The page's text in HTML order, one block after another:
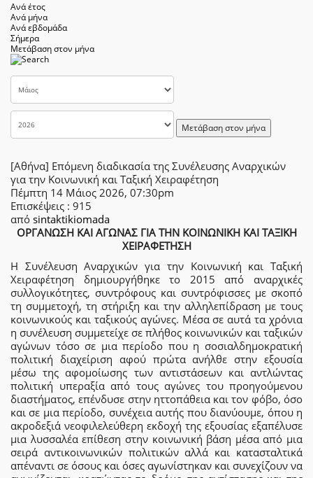
Ανά έτος
Ανά μήνα
Ανά εβδομάδα
Σήμερα
Μετάβαση στον μήνα
Μετάβαση στον μήνα
[Αθήνα] Επόμενη διαδικασία της Συνέλευσης Αναρχικών
για την Κοινωνική και Ταξική Χειραφέτηση
Πέμπτη 14 Μάιος 2026, 07:30pm
Επισκέψεις : 915
από sintaktikiomada
ΟΡΓΑΝΩΣΗ ΚΑΙ ΑΓΩΝΑΣ ΓΙΑ ΤΗΝ ΚΟΙΝΩΝΙΚΗ ΚΑΙ ΤΑΞΙΚΗ
ΧΕΙΡΑΦΕΤΗΣΗ
Η Συνέλευση Αναρχικών για την Κοινωνική και Ταξική
Χειραφέτηση δημιουργήθηκε το 2015 από αναρχικές
συλλογικότητες, συντρόφους και συντρόφισσες με σκοπό
τη συμμετοχή, τη στήριξη και την αλληλεπίδραση με τους
κοινωνικούς και ταξικούς αγώνες. Μέσα σε αυτά τα χρόνια
η συνέλευση συμμετείχε σε πλήθος κοινωνικών και ταξικών
αγώνων τόσο σε μια περίοδο που η σοσιαλδημοκρατική
πολιτική διαχείριση αφού πρώτα ανήλθε στην εξουσία
μέσω της αφομοίωσης των αντιστάσεων και αντλώντας
πολιτική υπεραξία από τους αγώνες του προηγούμενου
διαστήματος, επένδυσε στην ηττοπάθεια και τον φόβο, όσο
και σε μια περίοδο, συνέχεια αυτής που διανύουμε, όπου η
ακροδεξιά νεοφιλελεύθερη εκδοχή της εξουσίας εξαπέλυσε
μια λυσσαλέα επίθεση στην κοινωνική βάση μέσα από μια
σειρά αντικοινωνικών πολιτικών αλλά και κατασταλτικά
απέναντι σε όσους και όσες αγωνίστηκαν και συνεχίζουν να